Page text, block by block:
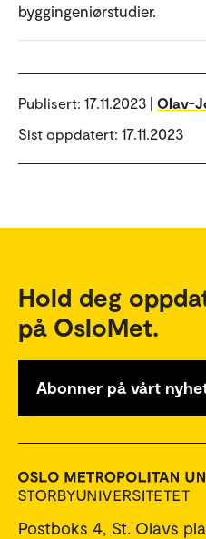
byggingeniørstudier.
Publisert: 17.11.2023 | Olav-
Sist oppdatert: 17.11.2023
Hold deg
på OsloMet.
Abonner på vårt
Postboks 4, St. Olavs